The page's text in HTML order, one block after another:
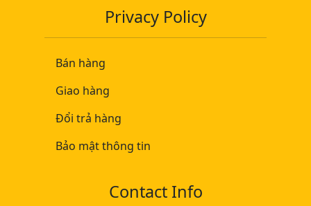
Privacy Policy
Bán hàng
Giao hàng
Đổi trả hàng
Bảo mật thông tin
Contact Info